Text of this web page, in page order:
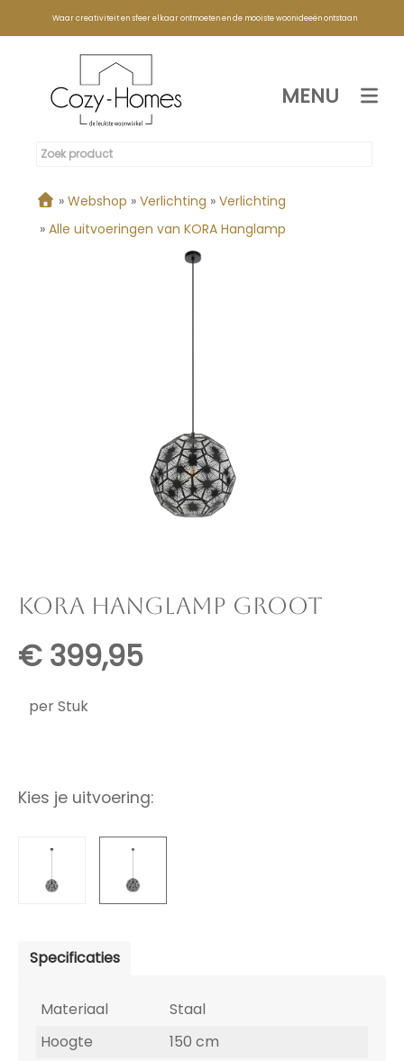
Waar creativiteit en sfeer elkaar ontmoeten en de mooiste woonideeën ontstaan
MENU
» Webshop » Verlichting » Verlichting
» Alle uitvoeringen van KORA Hanglamp
KORA HANGLAMP GROOT
€ 399,95
per Stuk
Kies je uitvoering:
Specificaties
Materiaal
Staal
Hoogte
150 cm